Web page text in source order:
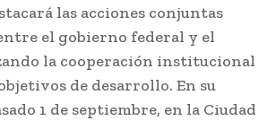
las acciones conjuntas
el gobierno federal y el
la cooperación institucional
de desarrollo. En su
1 de septiembre, en la Ciudad